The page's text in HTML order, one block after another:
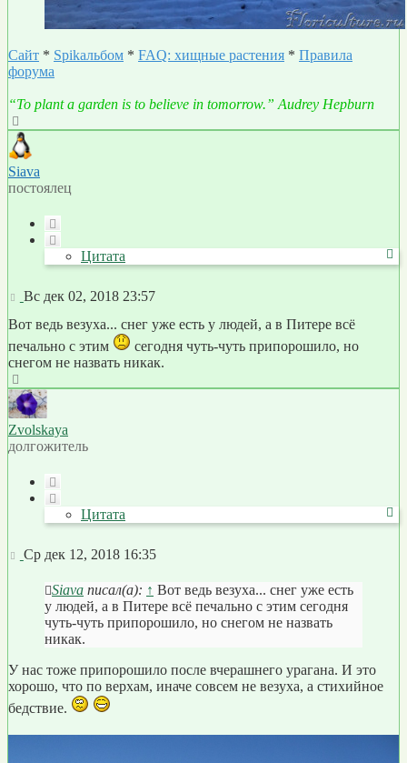
Сайт * Spikальбом * FAQ: хищные растения * Правила
форума
“To plant a garden is to believe in tomorrow.” Audrey Hepburn
к
началу
Siava
постоялец
Цитата
Сообщение
Вс дек 02, 2018 23:57
Вот ведь везуха... снег уже есть у людей, а в Питере всё
печально с этим
сегодня чуть-чуть припорошило, но
снегом не назвать никак.
к
началу
Zvolskaya
долгожитель
Цитата
Сообщение
Ср дек 12, 2018 16:35
Siava писал(а): ↑ Вот ведь везуха... снег уже есть
у людей, а в Питере всё печально с этим сегодня
чуть-чуть припорошило, но снегом не назвать
никак.
У нас тоже припорошило после вчерашнего урагана. И это
хорошо, что по верхам, иначе совсем не везуха, а стихийное
бедствие.